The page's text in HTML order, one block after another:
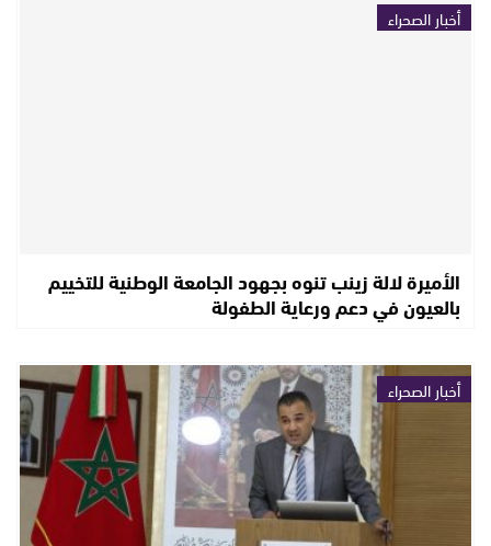
أخبار الصحراء
الأميرة لالة زينب تنوه بجهود الجامعة الوطنية للتخييم
بالعيون في دعم ورعاية الطفولة
أخبار الصحراء